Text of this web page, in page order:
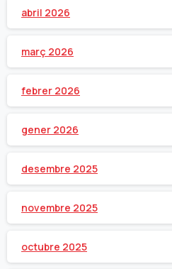
abril 2026
març 2026
febrer 2026
gener 2026
desembre 2025
novembre 2025
octubre 2025